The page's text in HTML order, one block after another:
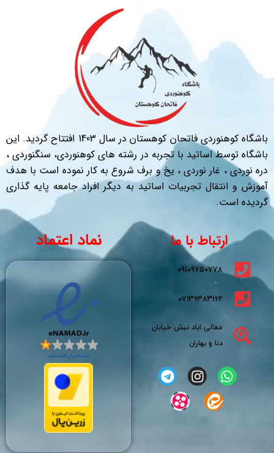
باشگاه کوهنوردی فاتحان کوهستان در سال 1403 افتتاح گردید. این
باشگاه توسط اساتید با تجربه در رشته های کوهنوردی، سنگنوردی ،
دره نوردی ، غار نوردی ، یخ و برف شروع به کار نموده است با هدف
آموزش و انتقال تجربیات اساتید به دیگر افراد جامعه پایه گذاری
گردیده است.
ارتباط با ما
09109750778
07136383162
معالی اباد نبش خیابان
دنا و بهاران
نماد اعتماد